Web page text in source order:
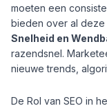
moeten een
bieden over al deze
Snelheid en
razendsnel.
nieuwe trends,
De Rol van SEO in